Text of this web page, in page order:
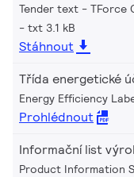
Tender text - TForce
txt 3.1 kB
Stáhnout
Třída energetické
Energy Efficiency
Prohlédnout
Informační list
Product Information